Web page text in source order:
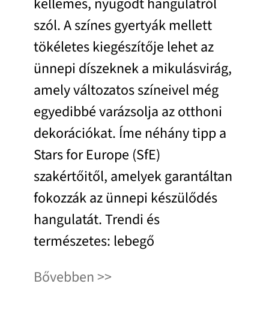
szól. A színes gyertyák mellett
tökéletes kiegészítője lehet az
ünnepi díszeknek a mikulásvirág,
amely változatos színeivel még
egyedibbé varázsolja az otthoni
dekorációkat. Íme néhány tipp a
Stars for Europe (SfE)
szakértőitől, amelyek garantáltan
fokozzák az ünnepi készülődés
hangulatát. Trendi és
természetes: lebegő
Bővebben